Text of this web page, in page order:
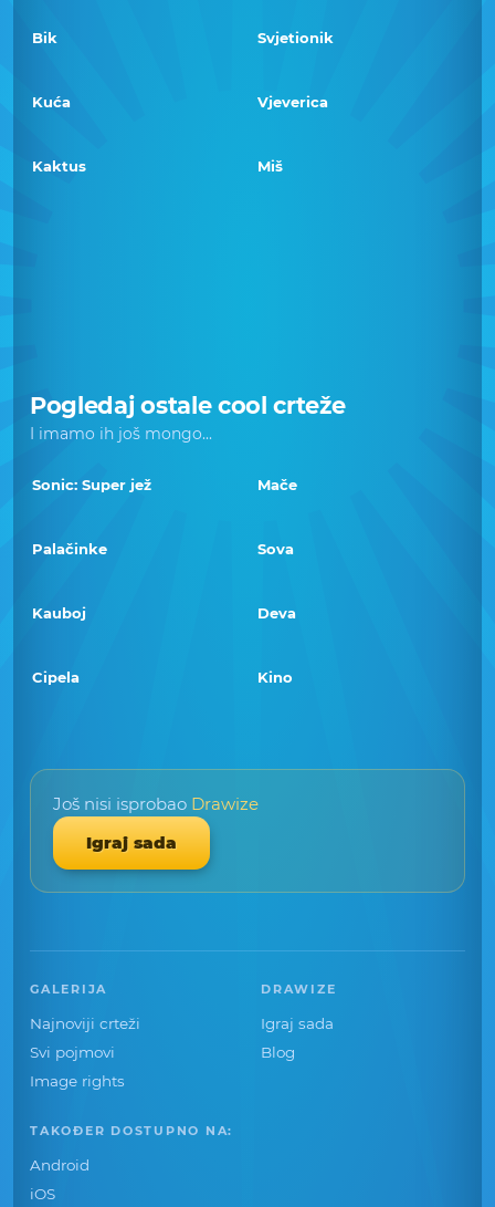
Bik Svjetionik
Kuća Vjeverica
Kaktus Miš
Pogledaj ostale cool crteže
I imamo ih još mongo...
Sonic: Super jež Mače
Palačinke Sova
Kauboj Deva
Cipela Kino
Još nisi isprobao Drawize
Igraj sada
GALERIJA
Najnoviji crteži
Svi pojmovi
Image rights
DRAWIZE
Igraj sada
Blog
TAKOĐER DOSTUPNO NA:
Android
iOS